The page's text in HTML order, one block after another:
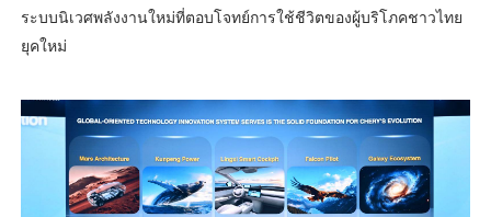
ระบบนิเวศพลังงานใหม่ที่ตอบโจทย์การใช้ชีวิตของผู้บริโภคชาวไทย
ยุคใหม่